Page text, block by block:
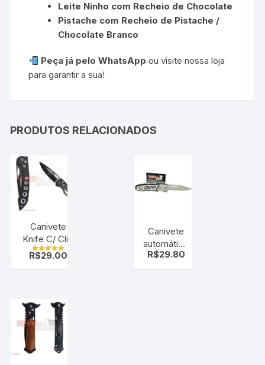
Leite Ninho com Recheio de Chocolate
Pistache com Recheio de Pistache /
Chocolate Branco
Peça já pelo WhatsApp ou visite nossa loja
para garantir a sua!
PRODUTOS RELACIONADOS
Canivete
Knife C/ Clip
sobrevivencia
Avaliação
R$29.00
Canivete
automático
Escovado
R$29.80